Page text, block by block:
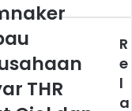
THR
R
e
l
a